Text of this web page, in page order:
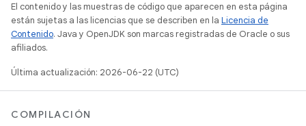
El contenido y las muestras de código que aparecen en esta página
están sujetas a las licencias que se describen en la Licencia de
Contenido. Java y OpenJDK son marcas registradas de Oracle o sus
afiliados.
Última actualización: 2026-06-22 (UTC)
COMPILACIÓN